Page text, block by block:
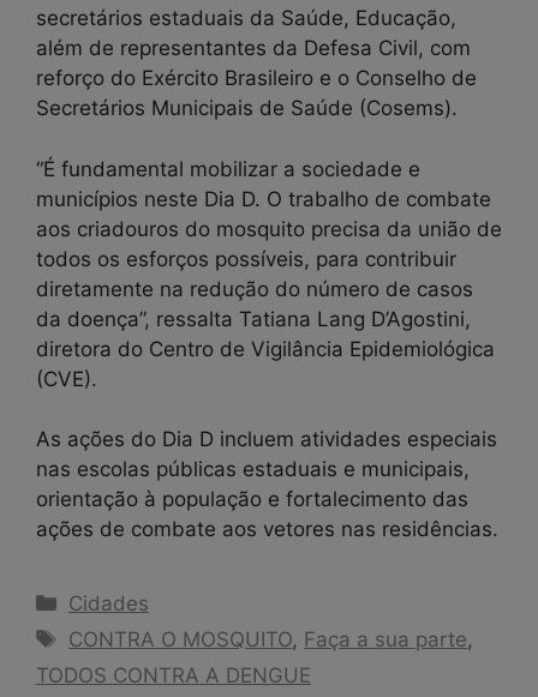
secretários estaduais da Saúde, Educação,
além de representantes da Defesa Civil, com
reforço do Exército Brasileiro e o Conselho de
Secretários Municipais de Saúde (Cosems).
“É fundamental mobilizar a sociedade e
municípios neste Dia D. O trabalho de combate
aos criadouros do mosquito precisa da união de
todos os esforços possíveis, para contribuir
diretamente na redução do número de casos
da doença”, ressalta Tatiana Lang D’Agostini,
diretora do Centro de Vigilância Epidemiológica
(CVE).
As ações do Dia D incluem atividades especiais
nas escolas públicas estaduais e municipais,
orientação à população e fortalecimento das
ações de combate aos vetores nas residências.
Categorias
Cidades
Tags
CONTRA O MOSQUITO, Faça a sua parte,
TODOS CONTRA A DENGUE